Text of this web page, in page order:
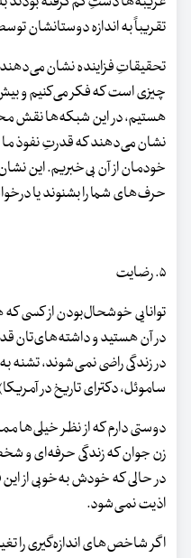
تقریباً به‌ اندازه دوستانشان
تحقیقاتِ فزاینده نشان می‌دهند
چیزی است که فکر می‌کنیم و
هستیم، در این شبکه‌ها نقش
نشان می‌دهند که قدرتِ نفوذ ما
خودمان از آن بی‌خبریم. این
حرف‌های شما را بشنوند یا
۵. رضایت
توانایی خوشحال‌بودن از کسی
در آن هستید و داشته‌های‌تان
در زندگی راضی نمی‌شوند،
ساموئل، دکترای تاریخ در
دوستی دارم که از نظر
زن جوان که زندگی حرفه‌ای و
در حالی که خودش به‌خوبی از
اذیت نمی‌شود.
اگر شاخص‌های اندازه‌گیری را